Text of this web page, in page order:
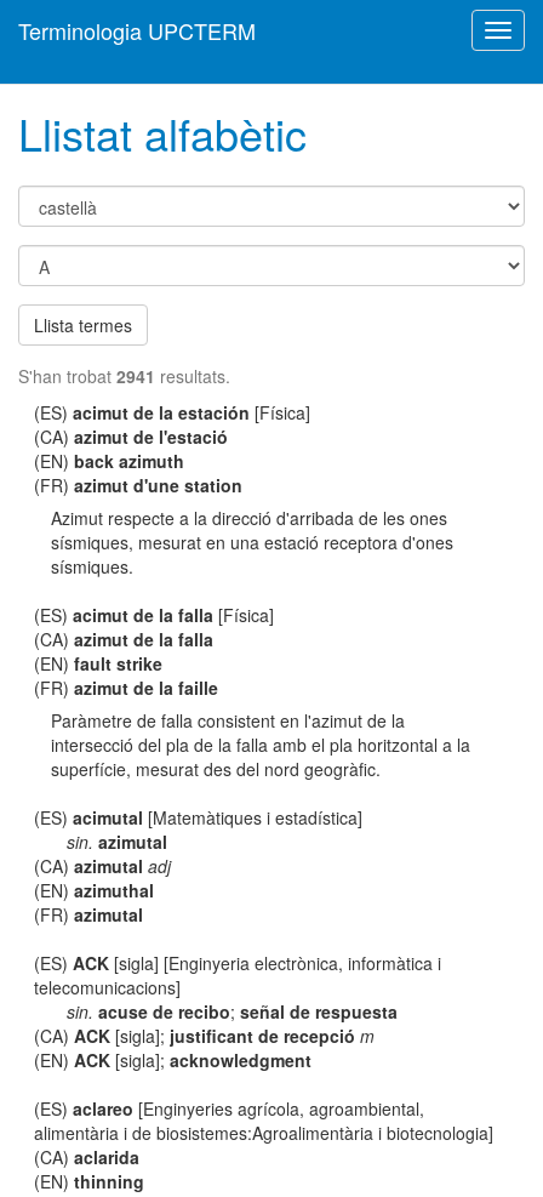
Terminologia UPCTERM
Llistat alfabètic
Llista termes
S'han trobat 2941 resultats.
(ES)acimut de la estación [Física]
(CA)azimut de l'estació
(EN)back azimuth
(FR)azimut d'une station
Azimut respecte a la direcció d'arribada de les ones
sísmiques, mesurat en una estació receptora d'ones
sísmiques.
(ES)acimut de la falla [Física]
(CA)azimut de la falla
(EN)fault strike
(FR)azimut de la faille
Paràmetre de falla consistent en l'azimut de la
intersecció del pla de la falla amb el pla horitzontal a la
superfície, mesurat des del nord geogràfic.
(ES)acimutal [Matemàtiques i estadística]
sin. azimutal
(CA)azimutal adj
(EN)azimuthal
(FR)azimutal
(ES)ACK [sigla] [Enginyeria electrònica, informàtica i
telecomunicacions]
sin. acuse de recibo; señal de respuesta
(CA)ACK [sigla]; justificant de recepció m
(EN)ACK [sigla];acknowledgment
(ES)aclareo [Enginyeries agrícola, agroambiental,
alimentària i de biosistemes:Agroalimentària i biotecnologia]
(CA)aclarida
(EN)thinning